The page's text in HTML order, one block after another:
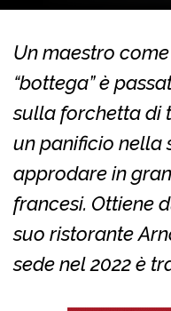
Un maestro
“bottega” è
sulla forchetta di
un panificio nella
approdare in
francesi. Ottiene
suo ristorante
sede nel 2022 è